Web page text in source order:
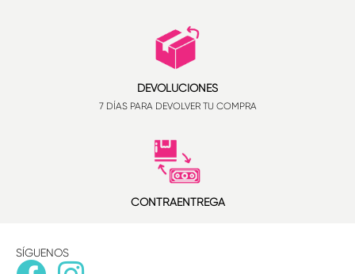
DEVOLUCIONES
7 DÍAS PARA DEVOLVER TU COMPRA
CONTRAENTREGA
SÍGUENOS